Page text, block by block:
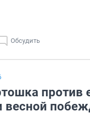
Обсудить
против
весной